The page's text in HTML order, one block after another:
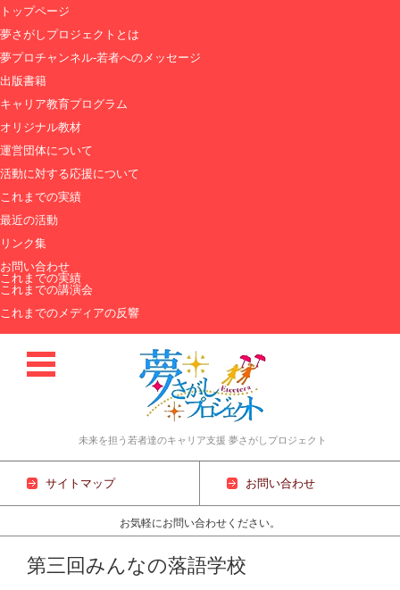
トップページ
夢さがしプロジェクトとは
夢プロチャンネル-若者へのメッセージ
出版書籍
キャリア教育プログラム
オリジナル教材
運営団体について
活動に対する応援について
これまでの実績
最近の活動
リンク集
お問い合わせ
これまでの実績
これまでの講演会
これまでのメディアの反響
未来を担う若者達のキャリア支援 夢さがしプロジェクト
サイトマップ お問い合わせ
お気軽にお問い合わせください。
コンテンツに移動
第三回みんなの落語学校